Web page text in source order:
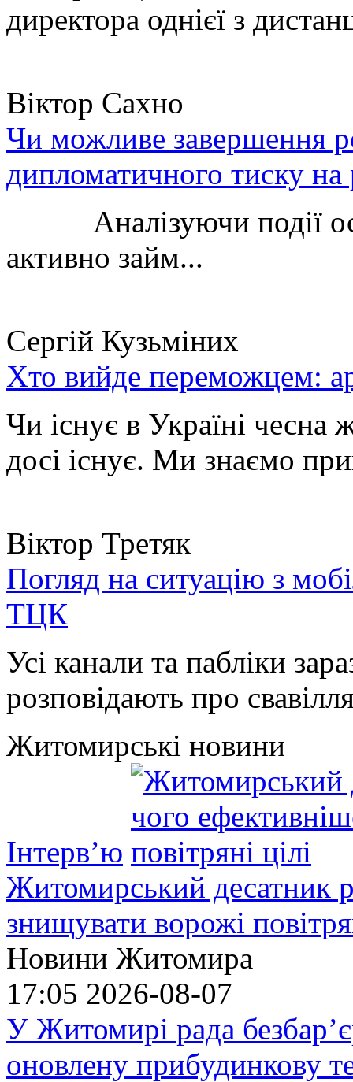
директора однієї з
Віктор Сахно
Чи можливе завершення
дипломатичного тиску
Аналізуючи події
активно займ...
Сергій Кузьміних
Хто вийде переможцем:
Чи існує в Україні чесна
досі існує. Ми знаємо
Віктор Третяк
Погляд на ситуацію з
ТЦК
Усі канали та пабліки
розповідають про
Житомирські новини
Інтерв’ю
Житомирський десатник
знищувати ворожі
Новини Житомира
17:05 2026-08-07
У Житомирі рада
оновлену прибудинкову